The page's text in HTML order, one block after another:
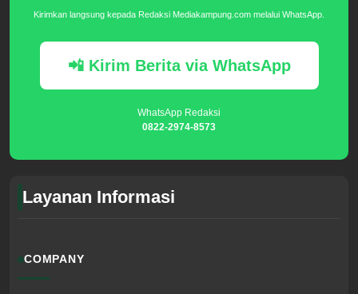
Kirimkan langsung kepada Redaksi Mediakampung.com melalui WhatsApp.
📲 Kirim Berita via WhatsApp
WhatsApp Redaksi
0822-2974-8573
Layanan Informasi
COMPANY